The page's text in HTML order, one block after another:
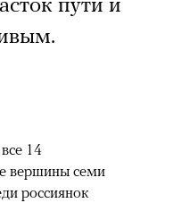
пути и
14
вершины семи
россиянок